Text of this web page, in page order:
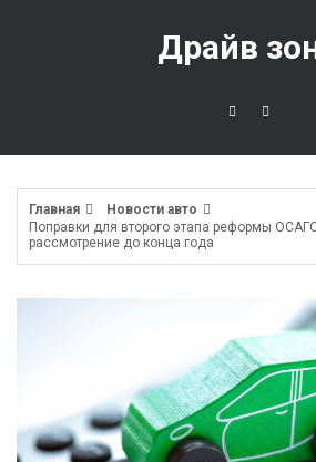
Драйв
Главная
Новости авто
Поправки для второго этапа реформы
рассмотрение до конца года